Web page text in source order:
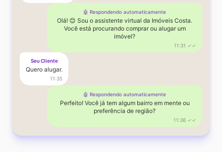
🤖 Respondendo automaticamente
Olá! 😊 Sou o assistente virtual da Imóveis Costa.
Você está procurando comprar ou alugar um
imóvel?
11:31 ✓✓
Seu Cliente
Quero alugar.
11:35
🤖 Respondendo automaticamente
Perfeito! Você já tem algum bairro em mente ou
preferência de região?
11:36 ✓✓